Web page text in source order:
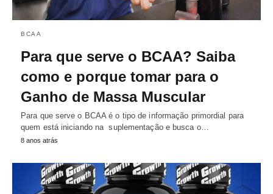
BCAA
Para que serve o BCAA? Saiba
como e porque tomar para o
Ganho de Massa Muscular
Para que serve o BCAA é o tipo de informação primordial para
quem está iniciando na suplementação e busca o…
8 anos atrás